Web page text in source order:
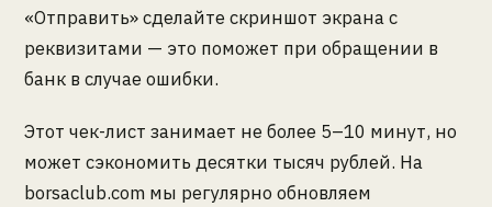
«Отправить» сделайте скриншот экрана с
реквизитами — это поможет при обращении в
банк в случае ошибки.
Этот чек-лист занимает не более 5–10 минут, но
может сэкономить десятки тысяч рублей. На
borsaclub.com мы регулярно обновляем